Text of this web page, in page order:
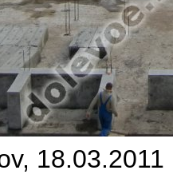
18.03.2011